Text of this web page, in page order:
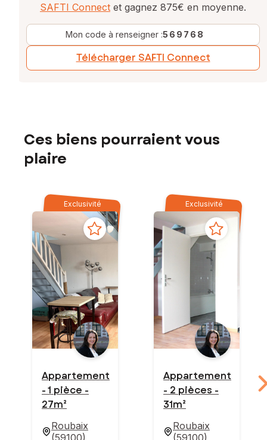
SAFTI Connect et gagnez 875€ en moyenne.
Mon code à renseigner :569768
Télécharger SAFTI Connect
Ces biens pourraient vous
plaire
Exclusivité
Appartement
- 1 pièce -
27m²
Roubaix
(59100)
Exclusivité
Appartement
- 2 pièces -
31m²
Roubaix
(59100)